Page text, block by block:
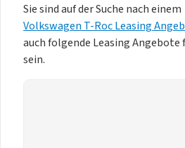
Sie sind auf der Suche nach einem
Volkswagen T-Roc Leasing
auch folgende Leasing Angebote
sein.